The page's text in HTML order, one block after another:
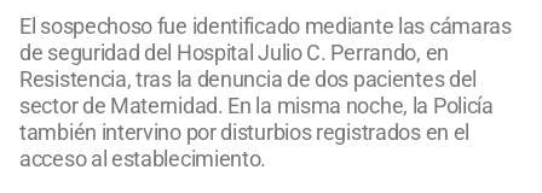
El sospechoso fue identificado mediante las cámaras
de seguridad del Hospital Julio C. Perrando, en
Resistencia, tras la denuncia de dos pacientes del
sector de Maternidad. En la misma noche, la Policía
también intervino por disturbios registrados en el
acceso al establecimiento.